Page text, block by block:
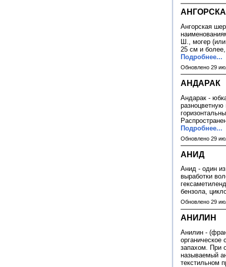
Ангорская
Ш., могер
25 см и
Подробнее...
Обновлено 29
АНДАРАК
Андарак -
Подробнее...
Обновлено 29
АНИД
Анид - один
выработки
бензола,
Обновлено 29
АНИЛИН
Анилин -
органическое
запахом. При
называемый
текстильном